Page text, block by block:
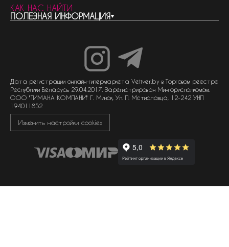
весь каталог
бренды
женская парфюмерия
мужская парфюмерия
унисекс парфюмерия
контакты
о компании
доставка и оплата
КАК НАС НАЙТИ
ПОЛЕЗНАЯ ИНФОРМАЦИЯ
как совершить покупку
политика обработки персональных данных
политика обработки файлов cookie
Дата регистрации онлайн-гипермаркета Vetiver.by в Торговом реестре
Республики Беларусь 29.04.2017. Зарегистрирован Мингорисполкомом.
ООО "ТИМАНА КОМПАНИ" Г. Минск, Ул. П. Мстиславца, 12-242 УНП
194011852
Изменить настройки cookies